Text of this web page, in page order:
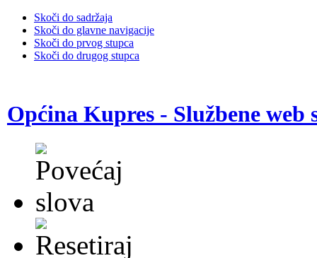
Skoči do sadržaja
Skoči do glavne navigacije
Skoči do prvog stupca
Skoči do drugog stupca
Općina Kupres - Službene web